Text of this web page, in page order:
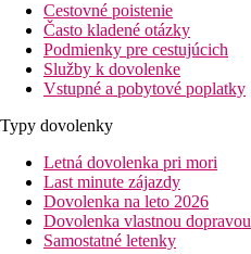
Cestovné poistenie
Často kladené otázky
Podmienky pre cestujúcich
Služby k dovolenke
Vstupné a pobytové poplatky
Typy dovolenky
Letná dovolenka pri mori
Last minute zájazdy
Dovolenka na leto 2026
Dovolenka vlastnou dopravou
Samostatné letenky